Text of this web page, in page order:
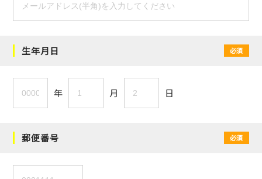
生年月日 必須
年 月 日
郵便番号 必須